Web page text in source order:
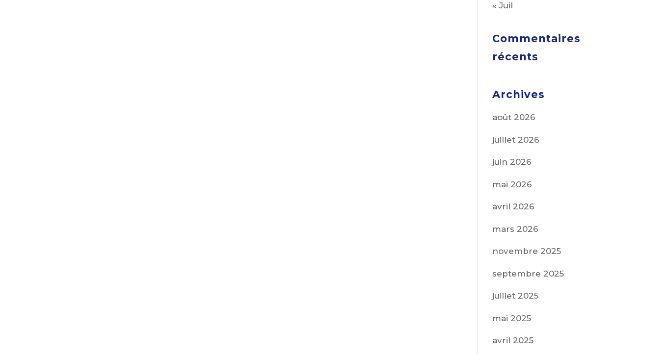
« Juil
Commentaires
récents
Archives
août 2026
juillet 2026
juin 2026
mai 2026
avril 2026
mars 2026
novembre 2025
septembre 2025
juillet 2025
mai 2025
avril 2025